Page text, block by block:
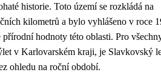
historie. Toto území se rozkládá na
kilometrů a bylo vyhlášeno v roce
hodnoty této oblasti. Pro
v Karlovarském kraji, je Slavkovský
ohledu na roční období.